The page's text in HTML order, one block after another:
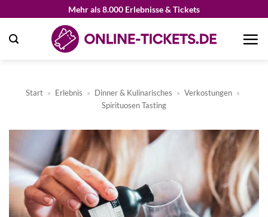
springen
Mehr als 8.000 Erlebnisse & Tickets
Start » Erlebnis » Dinner & Kulinarisches » Verkostungen »
Spirituosen Tasting